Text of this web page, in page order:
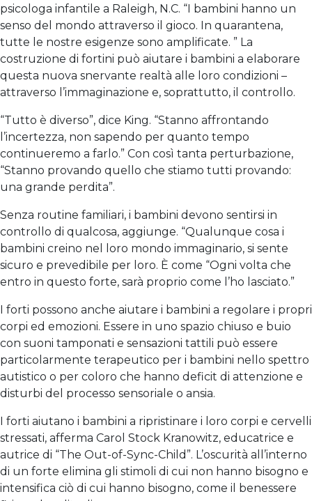
psicologa infantile a Raleigh, N.C. “I bambini hanno un
senso del mondo attraverso il gioco. In quarantena,
tutte le nostre esigenze sono amplificate. ” La
costruzione di fortini può aiutare i bambini a elaborare
questa nuova snervante realtà alle loro condizioni –
attraverso l’immaginazione e, soprattutto, il controllo.
“Tutto è diverso”, dice King. “Stanno affrontando
l’incertezza, non sapendo per quanto tempo
continueremo a farlo.” Con così tanta perturbazione,
“Stanno provando quello che stiamo tutti provando:
una grande perdita”.
Senza routine familiari, i bambini devono sentirsi in
controllo di qualcosa, aggiunge. “Qualunque cosa i
bambini creino nel loro mondo immaginario, si sente
sicuro e prevedibile per loro. È come “Ogni volta che
entro in questo forte, sarà proprio come l’ho lasciato.”
I forti possono anche aiutare i bambini a regolare i propri
corpi ed emozioni. Essere in uno spazio chiuso e buio
con suoni tamponati e sensazioni tattili può essere
particolarmente terapeutico per i bambini nello spettro
autistico o per coloro che hanno deficit di attenzione e
disturbi del processo sensoriale o ansia.
I forti aiutano i bambini a ripristinare i loro corpi e cervelli
stressati, afferma Carol Stock Kranowitz, educatrice e
autrice di “The Out-of-Sync-Child”. L’oscurità all’interno
di un forte elimina gli stimoli di cui non hanno bisogno e
intensifica ciò di cui hanno bisogno, come il benessere